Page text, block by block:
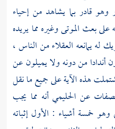
وهو قادر بما يشاهد من إحياء
بعث الموتى وغيره مما يريده
له يمانعه العقلاء من الناس ،
من دونه ولا يميلون عن
هذه الآية على جميع ما نقل
عن الحليمي أنه مما يجب
وهو خمسة أشياء : الأول إثباته